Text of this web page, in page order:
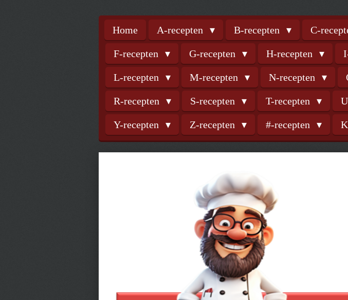
Home A-recepten B-recepten C-
F-recepten G-recepten H-recepten
L-recepten M-recepten N-recepten
R-recepten S-recepten T-recepten
Y-recepten Z-recepten #-recepten